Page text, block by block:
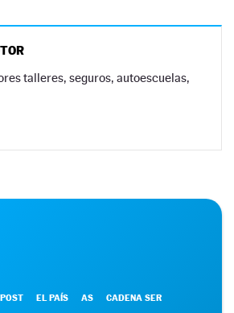
talleres, seguros, autoescuelas,
EL PAÍS AS CADENA SER